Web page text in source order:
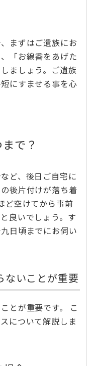
まずはご遺族にお
「お線香をあげた
ましょう。ご遺族
にすませる事を心
で？
ど、後日ご自宅に
後片付けが落ち着
ど空けてから事前
良いでしょう。す
日頃までにお伺い
ないことが重要
とが重要です。 こ
について解説しま